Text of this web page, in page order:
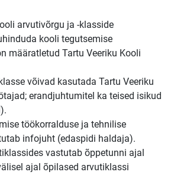
arvutivõrgu ja -klasside
kooli tegutsemise
määratletud Tartu Veeriku Kooli
võivad kasutada Tartu Veeriku
erandjuhtumitel ka teised isikud
töökorralduse ja tehnilise
infojuht (edaspidi haldaja).
vastutab õppetunni ajal
ajal õpilased arvutiklassi